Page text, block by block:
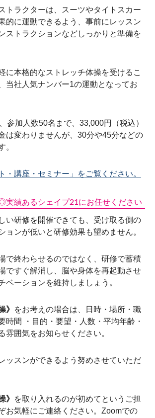
トラクターは、スーツやタイトスカー
的に運動できるよう、事前にレッスン
ストラクションなどしっかりと準備を
に本格的なストレッチ体操を受けるこ
当社人気ナンバー1の運動となってお
参加人数50名まで、33,000円（税込）
は変わりませんが、30分や45分などの
。
・講座・セミナー」をご覧ください。
実績あるシェイプ21にお任せください
い研修を開催できても、受け取る側の
ョンが低いと研修効果も望めません。
で終わらせるのではなく、研修で蓄積
ですぐ解消し、脳や身体を再起動させ
ベーションを維持しましょう。
》 をお考えの場合は、日時・場所・職
時間 ・目的・要望・人数・平均年齢・
雰囲気をお知らせください。
ッスンができるよう努めさせていただ
》 を取り入れるのが初めてというご担
お気軽にご連絡ください。Zoomでの